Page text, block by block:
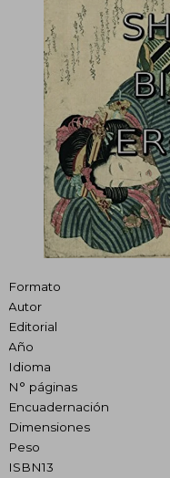
Formato
Autor
Editorial
Año
Idioma
N° páginas
Encuadernación
Dimensiones
Peso
ISBN13